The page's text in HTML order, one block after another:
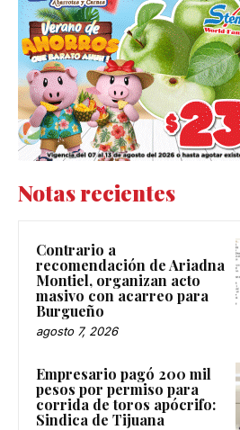
Notas recientes
Contrario a
recomendación de Ariadna
Montiel, organizan acto
masivo con acarreo para
Burgueño
agosto 7, 2026
Empresario pagó 200 mil
pesos por permiso para
corrida de toros apócrifo:
Sindica de Tijuana